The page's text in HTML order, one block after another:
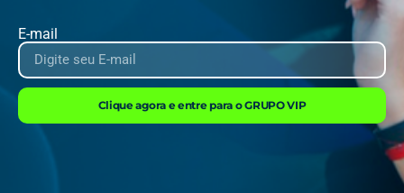
E-mail
Clique agora e entre para o GRUPO VIP